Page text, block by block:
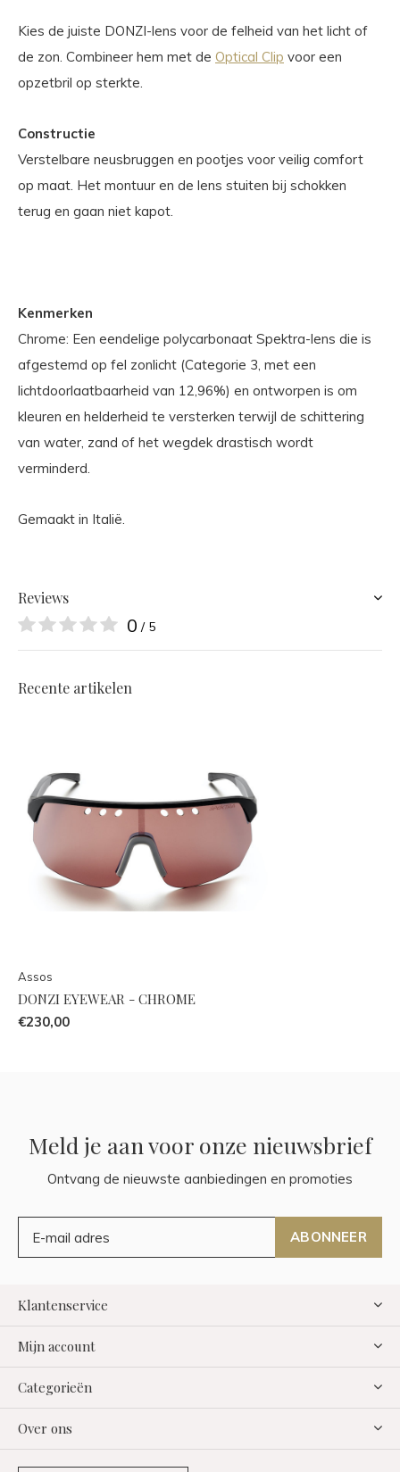
Kies de juiste DONZI-lens voor de felheid van het licht of
de zon. Combineer hem met de Optical Clip voor een
opzetbril op sterkte.
Constructie
Verstelbare neusbruggen en pootjes voor veilig comfort
op maat. Het montuur en de lens stuiten bij schokken
terug en gaan niet kapot.
Kenmerken
Chrome: Een eendelige polycarbonaat Spektra-lens die is
afgestemd op fel zonlicht (Categorie 3, met een
lichtdoorlaatbaarheid van 12,96%) en ontworpen is om
kleuren en helderheid te versterken terwijl de schittering
van water, zand of het wegdek drastisch wordt
verminderd.
Gemaakt in Italië.
Reviews
0 / 5
Recente artikelen
Assos
DONZI EYEWEAR - CHROME
€230,00
Meld je aan voor onze nieuwsbrief
Ontvang de nieuwste aanbiedingen en promoties
ABONNEER
Klantenservice
Mijn account
Categorieën
Over ons